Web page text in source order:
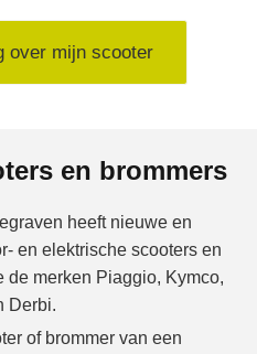
over mijn scooter
en brommers
heeft nieuwe en
en elektrische scooters en
de merken Piaggio, Kymco,
Derbi.
of brommer van een